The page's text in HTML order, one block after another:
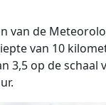
van de
van 10
3,5 op de schaal